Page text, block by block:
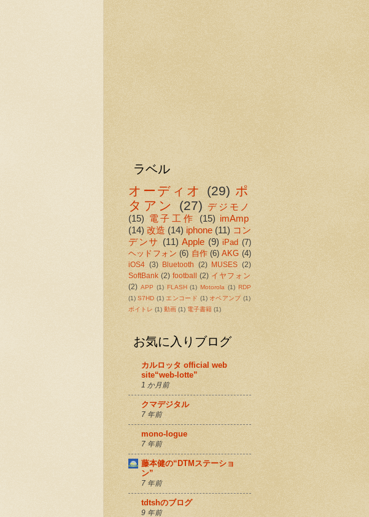
ラベル
オーディオ (29) ポ
タアン
(27) デジモノ
(15) 電子工作 (15) imAmp
(14) 改造 (14) iphone (11) コン
デンサ (11) Apple (9) iPad (7)
ヘッドフォン (6) 自作 (6) AKG (4)
iOS4 (3) Bluetooth (2) MUSES (2)
SoftBank (2) football (2) イヤフォン
(2) APP (1) FLASH (1) Motorola (1) RDP
(1) S7HD (1) エンコード (1) オペアンプ (1)
ボイトレ (1) 動画 (1) 電子書籍 (1)
お気に入りブログ
カルロッタ official web
site“web-lotte”
1 か月前
クマデジタル
7 年前
mono-logue
7 年前
藤本健の“DTMステーショ
ン”
7 年前
tdtshのブログ
9 年前